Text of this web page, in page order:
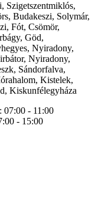
Szigetszentmiklós,
Budakeszi, Solymár,
Fót, Csömör,
Göd,
Nyiradony,
Nyiradony,
Sándorfalva,
Kistelek,
Kiskunfélegyháza
07:00 - 11:00
- 15:00